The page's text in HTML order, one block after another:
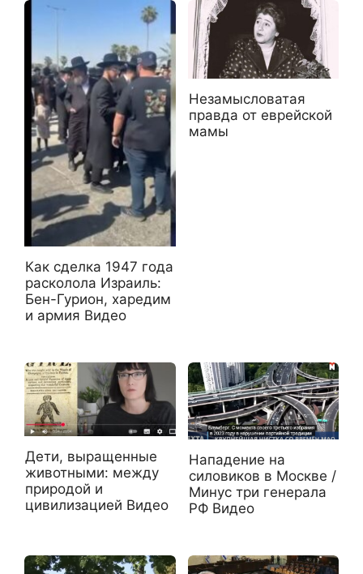
Как сделка 1947 года
расколола Израиль:
Бен-Гурион, харедим
и армия Видео
Незамысловатая
правда от еврейской
мамы
Дети, выращенные
животными: между
природой и
цивилизацией Видео
Нападение на
силовиков в Москве /
Минус три генерала
РФ Видео